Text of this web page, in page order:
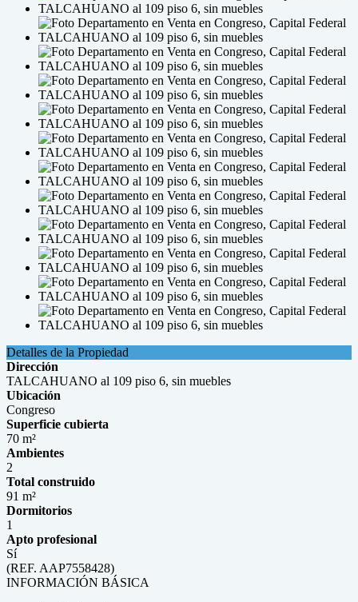
Detalles de la Propiedad
Dirección
TALCAHUANO al 109 piso 6, sin muebles
Ubicación
Congreso
Superficie cubierta
70 m²
Ambientes
2
Total construido
91 m²
Dormitorios
1
Apto profesional
Sí
(REF. AAP7558428)
INFORMACIÓN BÁSICA